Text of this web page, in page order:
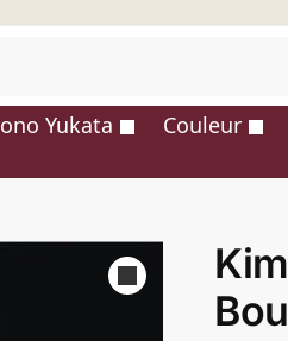
Yukata Couleur